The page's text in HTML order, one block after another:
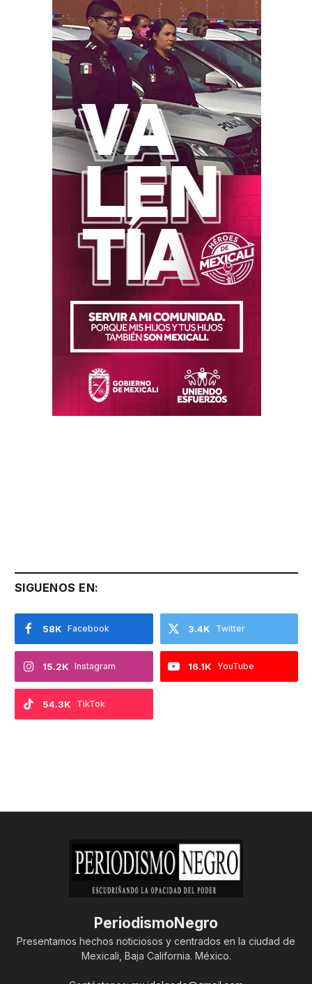
SIGUENOS EN:
Facebook
58K Twitter
3.4K
Instagram
15.2K YouTube
16.1K
TikTok
54.3K
PeriodismoNegro
Presentamos hechos noticiosos y centrados en la ciudad de
Mexicali, Baja California. México.